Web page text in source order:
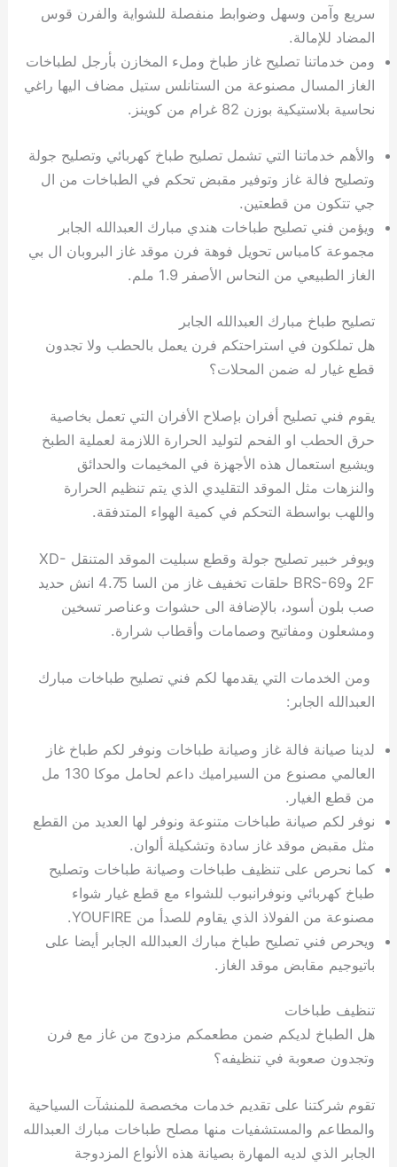
سريع وآمن وسهل وضوابط منفصلة للشواية والفرن قوس
المضاد للإمالة.
ومن خدماتنا تصليح غاز طباخ وملء المخازن بأرجل لطباخات
الغاز المسال مصنوعة من الستانلس ستيل مضاف اليها راغي
نحاسية بلاستيكية بوزن 82 غرام من كوينز.
والأهم خدماتنا التي تشمل تصليح طباخ كهربائي وتصليح جولة
وتصليح فالة غاز وتوفير مقبض تحكم في الطباخات من ال
جي تتكون من قطعتين.
ويؤمن فني تصليح طباخات هندي مبارك العبدالله الجابر
مجموعة كامباس تحويل فوهة فرن موقد غاز البروبان ال بي
الغاز الطبيعي من النحاس الأصفر 1.9 ملم.
تصليح طباخ مبارك العبدالله الجابر
هل تملكون في استراحتكم فرن يعمل بالحطب ولا تجدون
قطع غيار له ضمن المحلات؟
يقوم فني تصليح أفران بإصلاح الأفران التي تعمل بخاصية
حرق الحطب او الفحم لتوليد الحرارة اللازمة لعملية الطبخ
ويشيع استعمال هذه الأجهزة في المخيمات والحدائق
والنزهات مثل الموقد التقليدي الذي يتم تنظيم الحرارة
واللهب بواسطة التحكم في كمية الهواء المتدفقة.
ويوفر خبير تصليح جولة وقطع سبليت الموقد المتنقل XD-
2F وBRS-69 حلقات تخفيف غاز من السا 4.75 انش حديد
صب بلون أسود، بالإضافة الى حشوات وعناصر تسخين
ومشعلون ومفاتيح وصمامات وأقطاب شرارة.
ومن الخدمات التي يقدمها لكم فني تصليح طباخات مبارك
العبدالله الجابر:
لدينا صيانة فالة غاز وصيانة طباخات ونوفر لكم طباخ غاز
العالمي مصنوع من السيراميك داعم لحامل موكا 130 مل
من قطع الغيار.
نوفر لكم صيانة طباخات متنوعة ونوفر لها العديد من القطع
مثل مقبض موقد غاز سادة وتشكيلة ألوان.
كما نحرص على تنظيف طباخات وصيانة طباخات وتصليح
طباخ كهربائي ونوفرانبوب للشواء مع قطع غيار شواء
مصنوعة من الفولاذ الذي يقاوم للصدأ من YOUFIRE.
ويحرص فني تصليح طباخ مبارك العبدالله الجابر أيضا على
باتيوجيم مقابض موقد الغاز.
تنظيف طباخات
هل الطباخ لديكم ضمن مطعمكم مزدوج من غاز مع فرن
وتجدون صعوبة في تنظيفه؟
تقوم شركتنا على تقديم خدمات مخصصة للمنشآت السياحية
والمطاعم والمستشفيات منها مصلح طباخات مبارك العبدالله
الجابر الذي لديه المهارة بصيانة هذه الأنواع المزدوجة